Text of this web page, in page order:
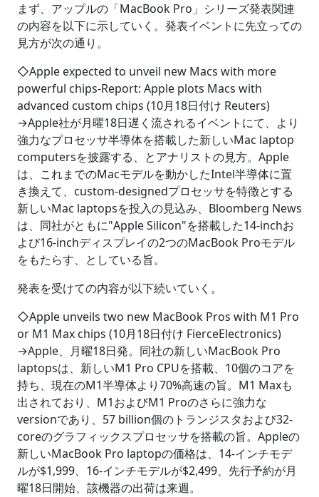
まず、アップルの「MacBook Pro」シリーズ発表関連
の内容を以下に示していく。発表イベントに先立っての
見方が次の通り。
◇Apple expected to unveil new Macs with more
powerful chips-Report: Apple plots Macs with
advanced custom chips (10月18日付け Reuters)
→Apple社が月曜18日遅く流されるイベントにて、より
強力なプロセッサ半導体を搭載した新しいMac laptop
computersを披露する、とアナリストの見方。Apple
は、これまでのMacモデルを動かしたIntel半導体に置
き換えて、custom-designedプロセッサを特徴とする
新しいMac laptopsを投入の見込み、Bloomberg News
は、同社がともに"Apple Silicon"を搭載した14-inchお
よび16-inchディスプレイの2つのMacBook Proモデル
をもたらす、としている旨。
発表を受けての内容が以下続いていく。
◇Apple unveils two new MacBook Pros with M1 Pro
or M1 Max chips (10月18日付け FierceElectronics)
→Apple、月曜18日発。同社の新しいMacBook Pro
laptopsは、新しいM1 Pro CPUを搭載、10個のコアを
持ち、現在のM1半導体より70%高速の旨。M1 Maxも
出されており、M1およびM1 Proのさらに強力な
versionであり、57 billion個のトランジスタおよび32-
coreのグラフィックスプロセッサを搭載の旨。Appleの
新しいMacBook Pro laptopの価格は、14-インチモデ
ルが$1,999、16-インチモデルが$2,499、先行予約が月
曜18日開始、該機器の出荷は来週。